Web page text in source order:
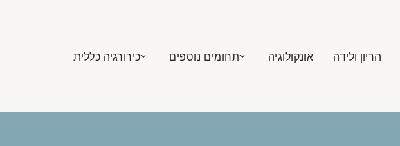
הריון ולידה אונקולוגיה תחומים נוספים כירורגיה כללית